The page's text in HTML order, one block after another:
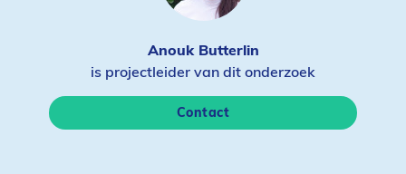
Anouk Butterlin
is projectleider van dit onderzoek
Contact